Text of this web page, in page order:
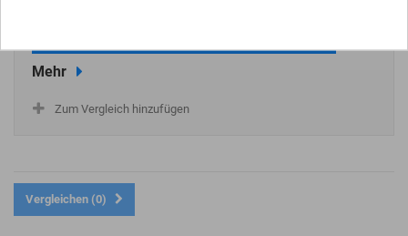
Mehr
Zum Vergleich hinzufügen
Vergleichen (0)